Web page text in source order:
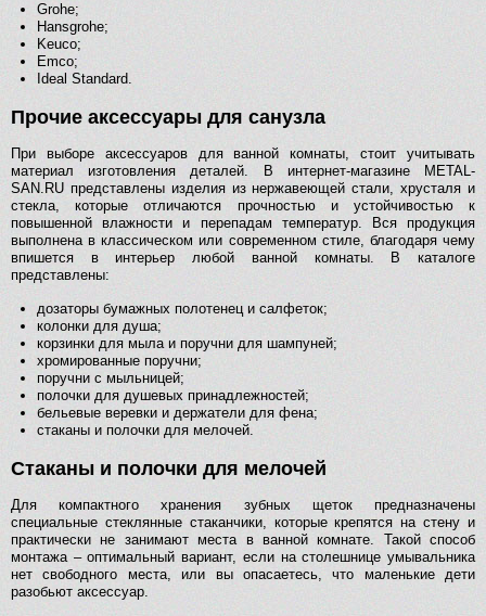
Grohe;
Hansgrohe;
Keuco;
Emco;
Ideal Standard.
Прочие аксессуары для санузла
При выборе аксессуаров для ванной комнаты, стоит учитывать
материал изготовления деталей. В интернет-магазине METAL-
SAN.RU представлены изделия из нержавеющей стали, хрусталя и
стекла, которые отличаются прочностью и устойчивостью к
повышенной влажности и перепадам температур. Вся продукция
выполнена в классическом или современном стиле, благодаря чему
впишется в интерьер любой ванной комнаты. В каталоге
представлены:
дозаторы бумажных полотенец и салфеток;
колонки для душа;
корзинки для мыла и поручни для шампуней;
хромированные поручни;
поручни с мыльницей;
полочки для душевых принадлежностей;
бельевые веревки и держатели для фена;
стаканы и полочки для мелочей.
Стаканы и полочки для мелочей
Для компактного хранения зубных щеток предназначены
специальные стеклянные стаканчики, которые крепятся на стену и
практически не занимают места в ванной комнате. Такой способ
монтажа – оптимальный вариант, если на столешнице умывальника
нет свободного места, или вы опасаетесь, что маленькие дети
разобьют аксессуар.